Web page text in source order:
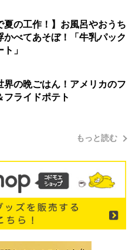
夏の工作！】お風呂やおうち
かべてあそぼ！「牛乳パック
」
界の晩ごはん！アメリカのフ
フライドポテト
もっと読む